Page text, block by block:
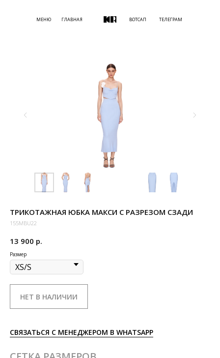
ВОТСАП ТЕЛЕГРАМ
МЕНЮ ГЛАВНАЯ
ТРИКОТАЖНАЯ ЮБКА МАКСИ С РАЗРЕЗОМ СЗАДИ
155MBU22
13 900 р.
Размер
НЕТ В НАЛИЧИИ
СВЯЗАТЬСЯ С МЕНЕДЖЕРОМ В WHATSAPP